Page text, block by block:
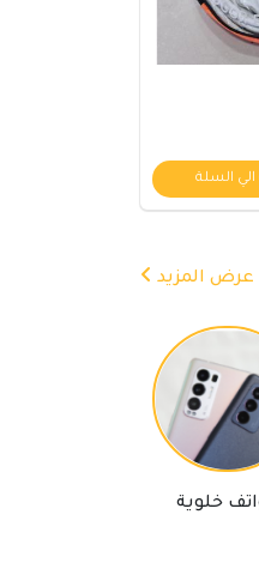
السلة
عرض المزيد
خلوية
الإلكتروني